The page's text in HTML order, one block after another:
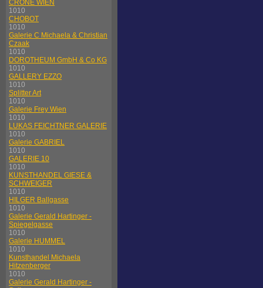
CRONE WIEN
1010
CHOBOT
1010
Galerie C Michaela & Christian
Czaak
1010
DOROTHEUM GmbH & Co KG
1010
GALLERY EZZO
1010
Splitter Art
1010
Galerie Frey Wien
1010
LUKAS FEICHTNER GALERIE
1010
Galerie GABRIEL
1010
GALERIE 10
1010
KUNSTHANDEL GIESE &
SCHWEIGER
1010
HILGER Ballgasse
1010
Galerie Gerald Hartinger -
Spiegelgasse
1010
Galerie HUMMEL
1010
Kunsthandel Michaela
Hitzenberger
1010
Galerie Gerald Hartinger -